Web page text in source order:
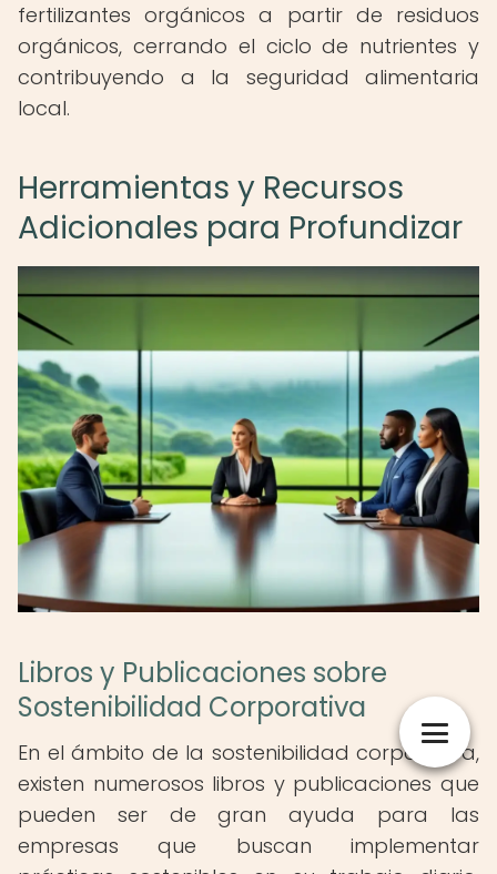
fertilizantes orgánicos a partir de residuos
orgánicos, cerrando el ciclo de nutrientes y
contribuyendo a la seguridad alimentaria
local.
Herramientas y Recursos
Adicionales para Profundizar
Libros y Publicaciones sobre
Sostenibilidad Corporativa
En el ámbito de la sostenibilidad corporativa,
existen numerosos libros y publicaciones que
pueden ser de gran ayuda para las
empresas que buscan implementar